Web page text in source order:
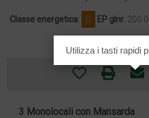
Classe energetica: D EP glnr:
3 Monolocali con Mansarda
Utilizza i tasti rapidi